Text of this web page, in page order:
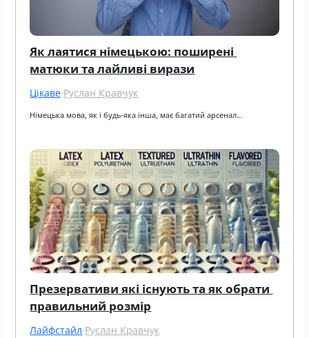
Як лаятися німецькою: поширені
матюки та лайливі вирази
Цікаве·Руслан Кравчук
Німецька мова, як і будь-яка інша, має багатий арсенал…
Презервативи які існують та як обрати
правильний розмір
Лайфстайл·Руслан Кравчук